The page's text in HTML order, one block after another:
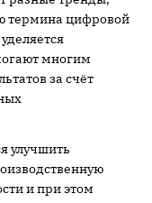
термина цифровой
многим
за счёт
улучшить
и при этом